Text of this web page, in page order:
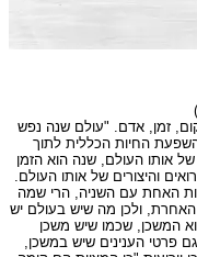
זמן, אדם. "עולם שנה נפש
החיות הכללית לתוך
אותו העולם, שנה הוא הזמן
והיצורים של אותו העולם.
האחת עם השניה, הרי שמה
ולכן מה שיש בעולם יש
המשכן, שכמו שיש משכן
פרטי הענינים שיש במשכן,